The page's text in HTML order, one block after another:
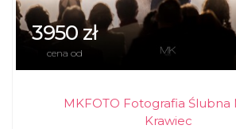
3950 zł
cena od
MKFOTO Fotografia Ślubna
Krawiec